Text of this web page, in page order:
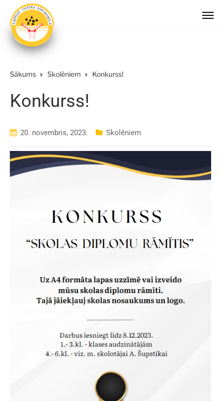
Sākums Skolēniem Konkurss!
Konkurss!
20. novembris, 2023. Skolēniem